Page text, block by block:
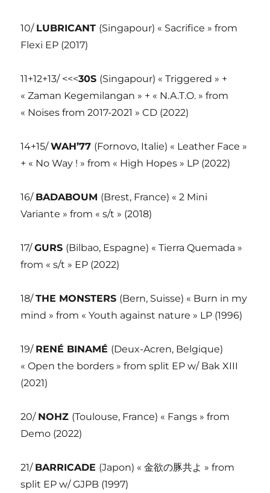
10/ LUBRICANT (Singapour) « Sacrifice » from
Flexi EP (2017)
11+12+13/ <<<30S (Singapour) « Triggered » +
« Zaman Kegemilangan » + « N.A.T.O. » from
« Noises from 2017-2021 » CD (2022)
14+15/WAH’77 (Fornovo, Italie) « Leather Face »
+ « No Way ! » from « High Hopes » LP (2022)
16/ BADABOUM (Brest, France) « 2 Mini
Variante » from « s/t » (2018)
17/GURS (Bilbao, Espagne) « Tierra Quemada »
from « s/t » EP (2022)
18/THE MONSTERS (Bern, Suisse) « Burn in my
mind » from « Youth against nature » LP (1996)
19/ RENÉ BINAMÉ (Deux-Acren, Belgique)
« Open the borders » from split EP w/ Bak XIII
(2021)
20/ NOHZ (Toulouse, France) « Fangs » from
Demo (2022)
21/ BARRICADE (Japon) « 金欲の豚共よ » from
split EP w/ GJPB (1997)